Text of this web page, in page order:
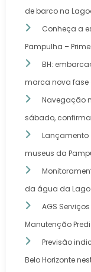
de barco na
Conheça a
Pampulha –
BH:
marca nova fase
Navegação
sábado,
Lançamento
museus da
da água da
AGS
Manutenção
Previsão
Belo Horizonte